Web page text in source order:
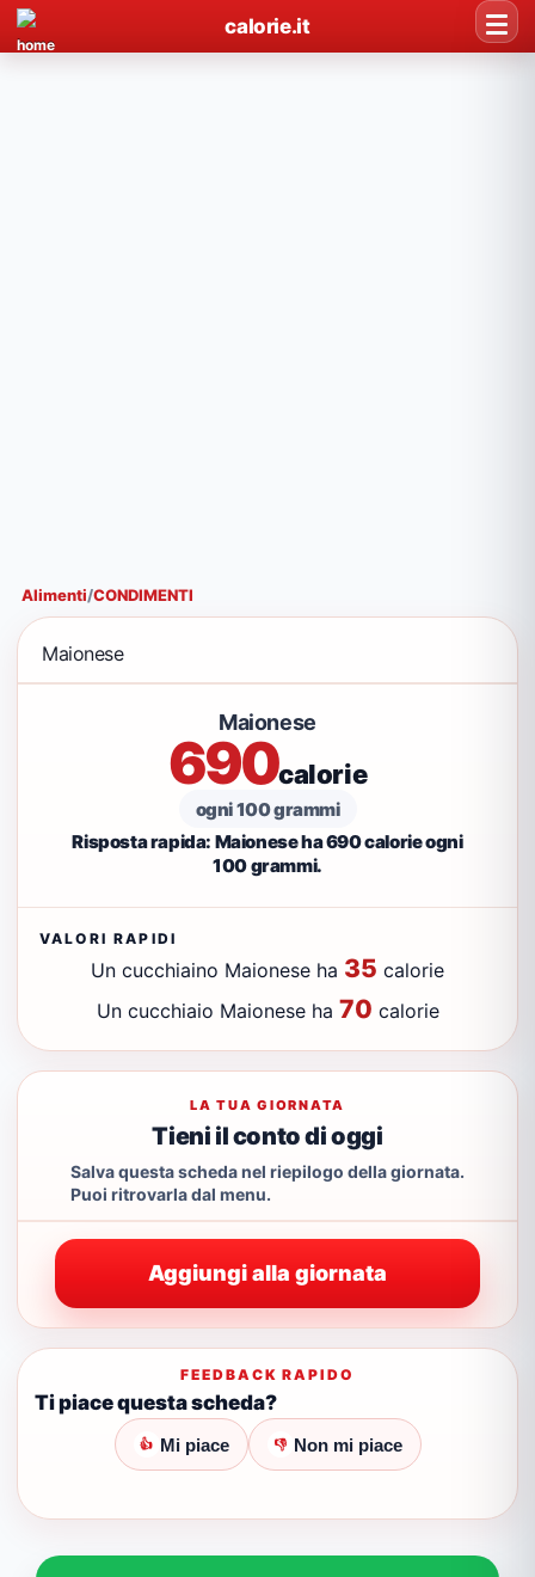
calorie.it
Alimenti/CONDIMENTI
Maionese
Maionese
690calorie
ogni 100 grammi
Risposta rapida: Maionese ha 690 calorie ogni
100 grammi.
VALORI RAPIDI
Un cucchiaino Maionese ha 35 calorie
Un cucchiaio Maionese ha 70 calorie
LA TUA GIORNATA
Tieni il conto di oggi
Salva questa scheda nel riepilogo della giornata.
Puoi ritrovarla dal menu.
Aggiungi alla giornata
FEEDBACK RAPIDO
Ti piace questa scheda?
👍 Mi piace 👎 Non mi piace